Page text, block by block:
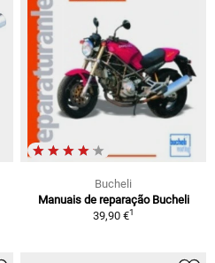
Bucheli
Manuais de reparação Bucheli
39,90 €1